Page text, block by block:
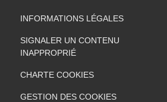
INFORMATIONS LÉGALES
SIGNALER UN CONTENU
INAPPROPRIÉ
CHARTE COOKIES
GESTION DES COOKIES